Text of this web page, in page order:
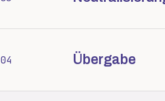
04 Übergabe